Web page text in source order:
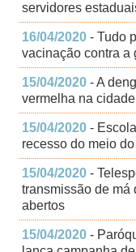
servidores
16/04/2020 - Tudo
vacinação contra a
15/04/2020 - A
vermelha na cidade
15/04/2020 -
recesso do meio
15/04/2020 -
transmissão de
abertos
15/04/2020 -